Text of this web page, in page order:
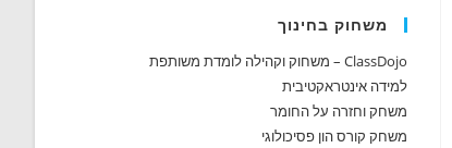
משחוק בחינוך
ClassDojo – משחוק וקהילה לומדת משותפת
למידה אינטראקטיבית
משחק וחזרה על החומר
משחק קורס הון פסיכולוגי